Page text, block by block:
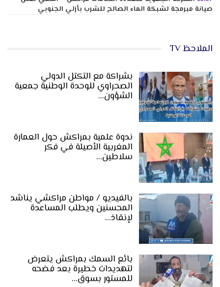
صيانة مبرمجة لشبكة الماء الصالح للشرب بأزلي الجنوبي
الملاحظ TV
بشراكة مع التكتل الدولي
الصحراوي للوحدة الوطنية جمعية
الشؤون…
ندوة علمية بمراكش حول العمارة
المغربية الأصيلة في فكر
سلاطين…
بالفيديو / مواطن مراكشي يناشد
المحسنين ويطلب المساعدة
لإنقاذ…
بائع السمك بمراكش يتعرض
لتهديدات خطيرة بعد فضحه
للمستور بسوق…